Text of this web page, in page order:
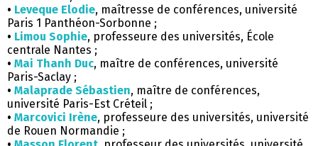
• Leveque Elodie, maîtresse de conférences, université
Paris 1 Panthéon-Sorbonne ;
• Limou Sophie, professeure des universités, École
centrale Nantes ;
• Mai Thanh Duc, maître de conférences, université
Paris-Saclay ;
• Malaprade Sébastien, maître de conférences,
université Paris-Est Créteil ;
• Marcovici Irène, professeure des universités, université
de Rouen Normandie ;